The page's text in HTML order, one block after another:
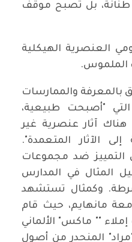
بل تصبح موقف
العنصرية الهيكلية
الملموس.
بالمعرفة والممارسات
"أصبحت طبيعية،
آثار عنصرية غير
الآثار المتعمدة".
ضد مجموعات
المثال في المدارس
وكمثال تستشهد
مانهايم، حيث قام
"" ماكس" الألماني
المنحدر من أصول